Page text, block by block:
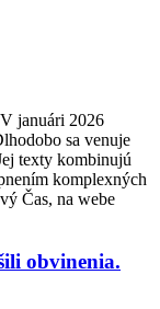
januári 2026
sa venuje
texty kombinujú
komplexných
Čas, na webe
obvinenia.